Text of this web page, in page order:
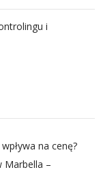
i
na cenę?
Marbella –